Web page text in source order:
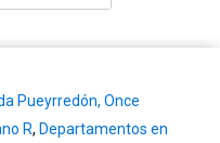
Pueyrredón, Once
R, Departamentos en